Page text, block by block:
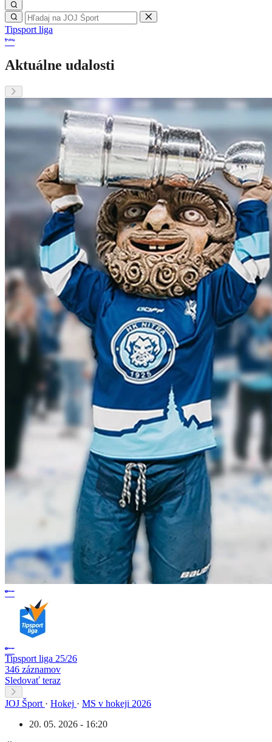
Tipsport liga
Aktuálne udalosti
Tipsport liga 25/26
346 záznamov
Sledovať teraz
JOJ Šport · Hokej · MS v hokeji 2026
20. 05. 2026 - 16:20